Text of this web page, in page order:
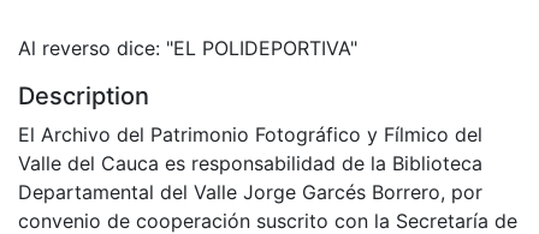
Al reverso dice: "EL POLIDEPORTIVA"
Description
El Archivo del Patrimonio Fotográfico y Fílmico del
Valle del Cauca es responsabilidad de la Biblioteca
Departamental del Valle Jorge Garcés Borrero, por
convenio de cooperación suscrito con la Secretaría de